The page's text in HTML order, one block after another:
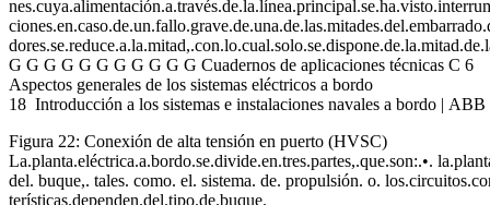
G G G G G G G G G G G Cuadernos de aplicaciones técnicas C 6
Aspectos generales de los sistemas eléctricos a bordo
18 Introducción a los sistemas e instalaciones navales a bordo |
Figura 22: Conexión de alta tensión en puerto (HVSC)
La.planta.eléctrica.a.bordo.se.divide.en.tres.partes,.que.son:.•.
del. buque,. tales. como. el. sistema. de. propulsión. o.
terísticas.dependen.del.tipo.de.buque.